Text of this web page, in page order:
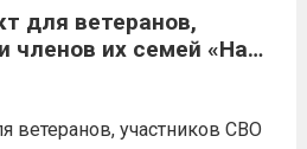
для ветеранов,
ветеранов, участников СВО